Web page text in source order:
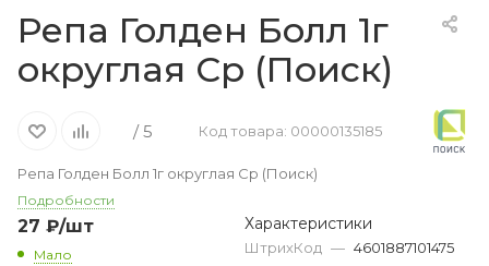
Репа Голден Болл 1г
округлая Ср (Поиск)
/ 5 Код товара: 00000135185
Репа Голден Болл 1г округлая Ср (Поиск)
Подробности
27 ₽/шт
Мало
Характеристики
ШтрихКод — 4601887101475